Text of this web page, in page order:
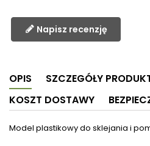
Napisz recenzję
OPIS
SZCZEGÓŁY
KOSZT DOSTAWY
Model plastikowy do sklejania i